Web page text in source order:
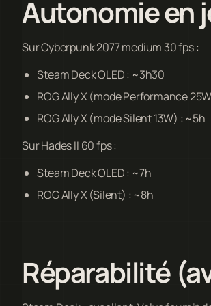
Autonomie en
Sur Cyberpunk 2077 medium 30 fps :
Steam Deck OLED : ~3h30
ROG Ally X (mode Performance
ROG Ally X (mode Silent 13W) : ~5h
Sur Hades II 60 fps :
Steam Deck OLED : ~7h
ROG Ally X (Silent) : ~8h
Réparabilité